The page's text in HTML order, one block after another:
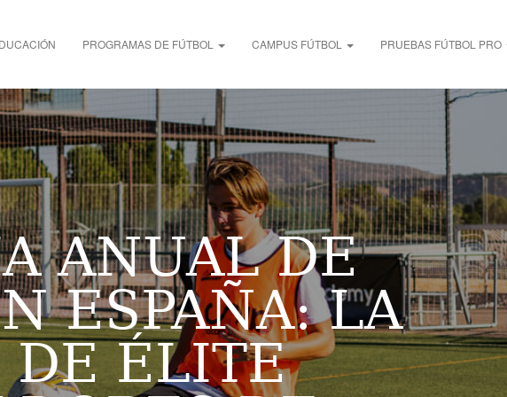
PROGRAMAS DE FÚTBOL CAMPUS FÚTBOL PRUEBAS FÚTBOL PRO
ANUAL DE
ESPAÑA: LA
ÉLITE